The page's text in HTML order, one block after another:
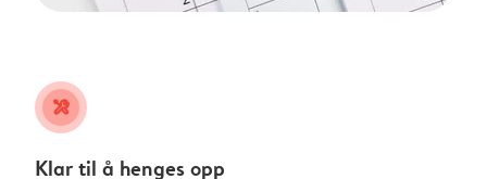
tools
Klar til å henges opp